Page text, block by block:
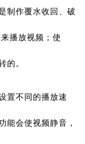
制作覆水收回、破
播放视频；使
的。
置不同的播放速
能会使视频静音，